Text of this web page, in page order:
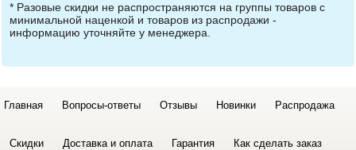
* Разовые скидки не распространяются на группы товаров с
минимальной наценкой и товаров из распродажи -
информацию уточняйте у менеджера.
Главная Вопросы-ответы Отзывы Новинки Распродажа
Скидки Доставка и оплата Гарантия Как сделать заказ